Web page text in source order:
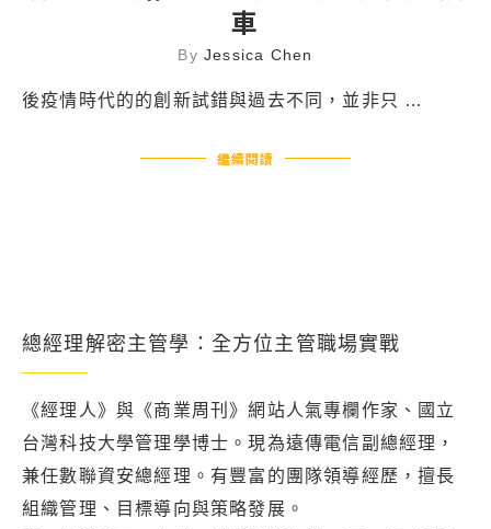
車
ByJessica Chen
後疫情時代的的創新試錯與過去不同，並非只 …
繼續閱讀
總經理解密主管學：全方位主管職場實戰
《經理人》與《商業周刊》網站人氣專欄作家、國立
台灣科技大學管理學博士。現為遠傳電信副總經理，
兼任數聯資安總經理。有豐富的團隊領導經歷，擅長
組織管理、目標導向與策略發展。